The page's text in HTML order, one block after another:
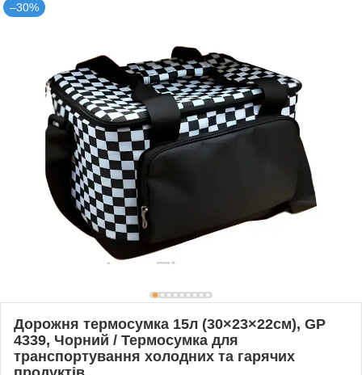
–30%
Дорожня термосумка 15л (30×23×22см), GP
4339, Чорний / Термосумка для
транспортування холодних та гарячих